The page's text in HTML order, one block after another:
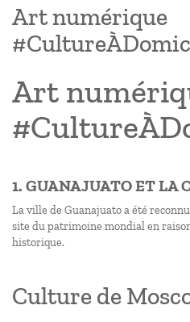
Art numérique
Art
1. GUANAJUATO ET LA
La ville de Guanajuato a été
site du patrimoine mondial en
historique.
Culture de